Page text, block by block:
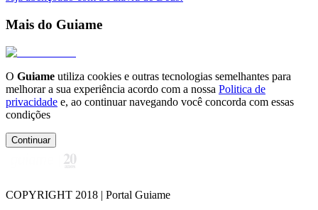
Mais do Guiame
O Guiame utiliza cookies e outras tecnologias semelhantes para
melhorar a sua experiência acordo com a nossa Politica de
privacidade e, ao continuar navegando você concorda com essas
condições
Continuar
COPYRIGHT 2018 | Portal Guiame